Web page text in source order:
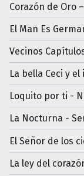
Corazón de Oro
El Man Es
Vecinos
La bella Ceci y
Loquito por ti -
La Nocturna -
El Señor de los
La ley del